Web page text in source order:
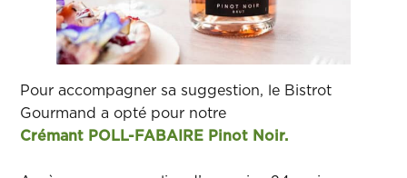
Pour accompagner sa suggestion, le Bistrot
Gourmand a opté pour notre
Crémant POLL-FABAIRE Pinot Noir.